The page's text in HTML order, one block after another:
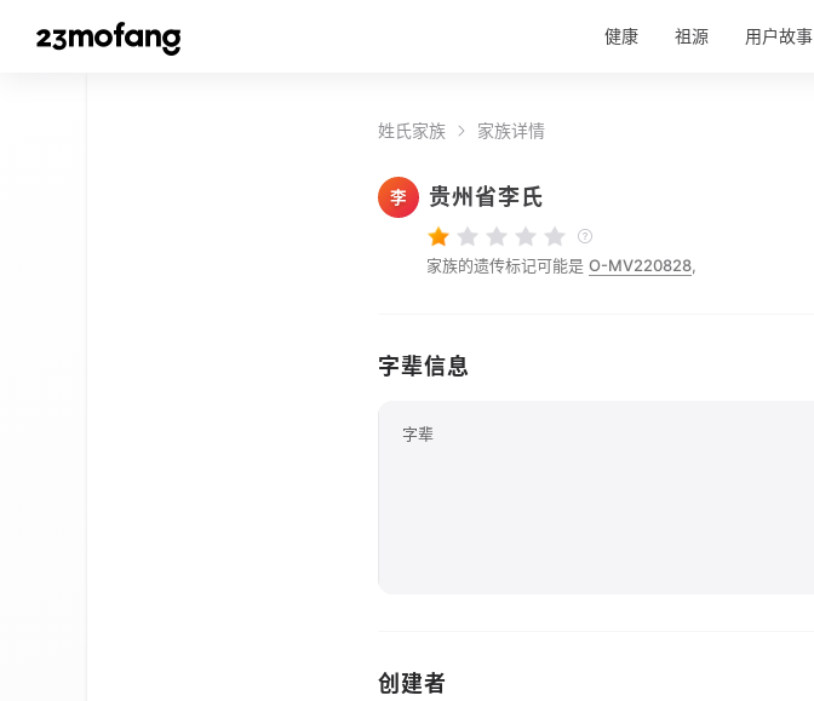
健康 祖源 用户故事
姓氏家族 家族详情
李 贵州省李氏
家族的遗传标记可能是 O-MV220828,
字辈信息
字辈
创建者